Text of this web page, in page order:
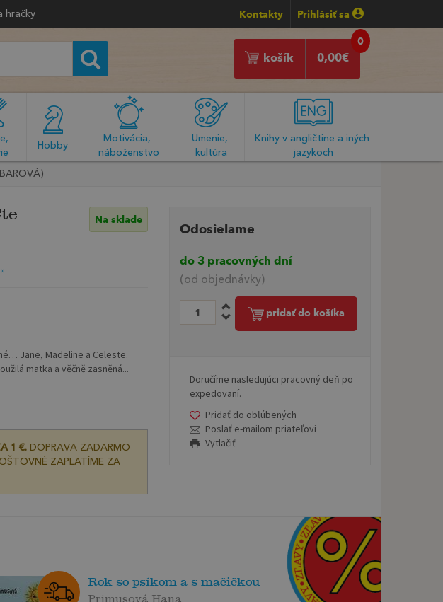
hračky Kontakty Prihlásiť sa
0
0,00€
košík
Hobby
Motivácia,
náboženstvo
Umenie,
kultúra
Knihy v angličtine a iných
jazykoch
Na sklade
Jane, Madeline a Celeste.
matka a věčně zasněná...
1 €.DOPRAVA ZADARMO
ZAPLATÍME ZA
Odosielame
do 3 pracovných dní
(od objednávky)
pridať do košíka
Doručíme nasledujúci pracovný deň po
expedovaní.
Pridať do obľúbených
Poslať e-mailom priateľovi
Vytlačiť
Rok so psíkom a s mačičkou
Primusová Hana